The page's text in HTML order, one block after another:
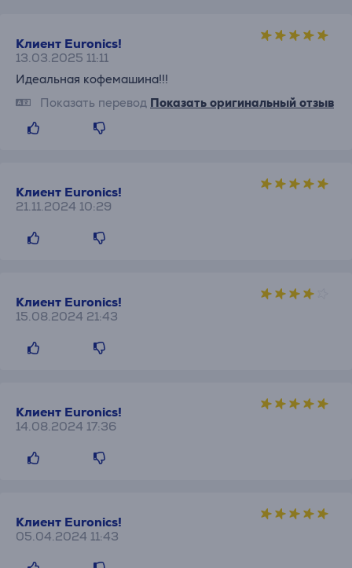
Клиент Euronics!
13.03.2025 11:11
Идеальная кофемашина!!!
Показать перевод Показать оригинальный отзыв
Клиент Euronics!
21.11.2024 10:29
Клиент Euronics!
15.08.2024 21:43
Клиент Euronics!
14.08.2024 17:36
Клиент Euronics!
05.04.2024 11:43